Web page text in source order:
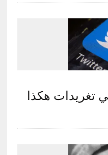
تغريدات هكذا